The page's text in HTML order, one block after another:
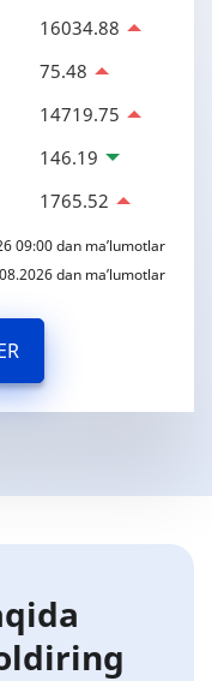
16034.88
75.48
14719.75
146.19
1765.52
09:00 dan ma’lumotlar
dan ma’lumotlar